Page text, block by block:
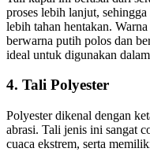
proses lebih lanjut,
lebih tahan hentakan.
berwarna putih polos dan
ideal untuk digunakan
4. Tali Polyester
Polyester dikenal dengan
abrasi. Tali jenis ini sangat
cuaca ekstrem, serta